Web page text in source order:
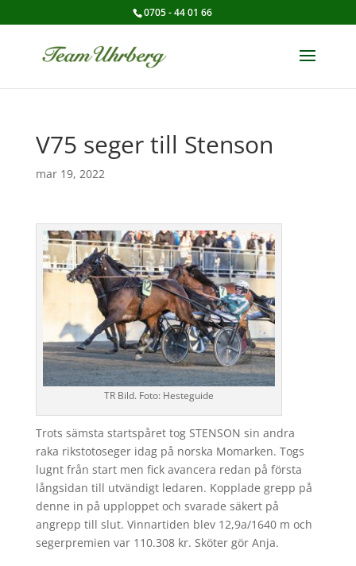
0705 - 44 01 66
V75 seger till Stenson
mar 19, 2022
TR Bild. Foto: Hesteguide
Trots sämsta startspåret tog STENSON sin andra
raka rikstotoseger idag på norska Momarken. Togs
lugnt från start men fick avancera redan på första
långsidan till utvändigt ledaren. Kopplade grepp på
denne in på upploppet och svarade säkert på
angrepp till slut. Vinnartiden blev 12,9a/1640 m och
segerpremien var 110.308 kr. Sköter gör Anja.